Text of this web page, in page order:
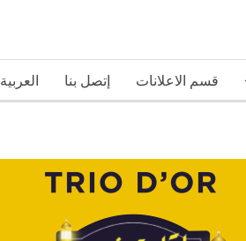
قسم الاعلانات إتصل بنا العربية